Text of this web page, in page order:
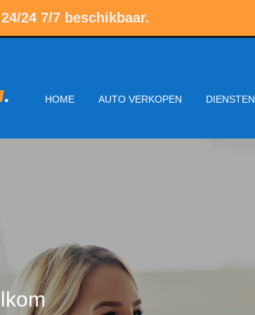
24/24 7/7 beschikbaar.
HOME AUTO VERKOPEN DIENSTEN